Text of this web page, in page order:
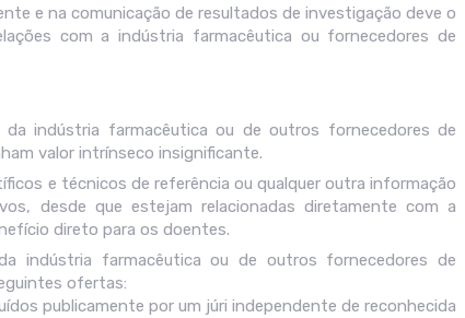
e na comunicação de resultados de investigação deve o
com a indústria farmacêutica ou fornecedores de
indústria farmacêutica ou de outros fornecedores de
valor intrínseco insignificante.
e técnicos de referência ou qualquer outra informação
desde que estejam relacionadas diretamente com a
direto para os doentes.
indústria farmacêutica ou de outros fornecedores de
ofertas:
publicamente por um júri independente de reconhecida